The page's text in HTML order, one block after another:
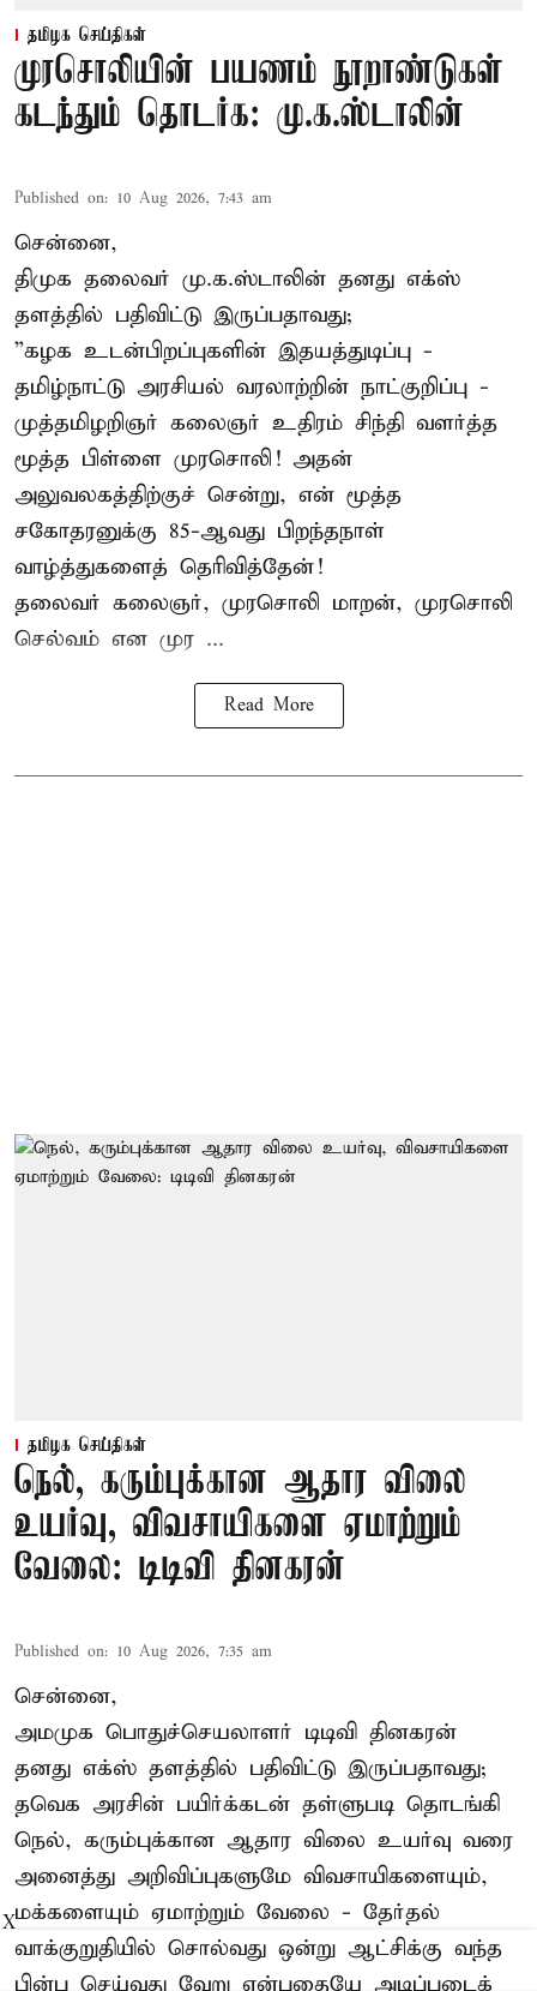
தமிழக செய்திகள்
முரசொலியின் பயணம் நூறாண்டுகள்
கடந்தும் தொடர்க: மு.க.ஸ்டாலின்
Published on: 10 Aug 2026, 7:43 am
சென்னை,
திமுக தலைவர் மு.க.ஸ்டாலின் தனது எக்ஸ்
தளத்தில் பதிவிட்டு இருப்பதாவது;
”கழக உடன்பிறப்புகளின் இதயத்துடிப்பு -
தமிழ்நாட்டு அரசியல் வரலாற்றின் நாட்குறிப்பு -
முத்தமிழறிஞர் கலைஞர் உதிரம் சிந்தி வளர்த்த
மூத்த பிள்ளை முரசொலி! அதன்
அலுவலகத்திற்குச் சென்று, என் மூத்த
சகோதரனுக்கு 85-ஆவது பிறந்தநாள்
வாழ்த்துகளைத் தெரிவித்தேன்!
தலைவர் கலைஞர், முரசொலி மாறன், முரசொலி
செல்வம் என முர ...
Read More
தமிழக செய்திகள்
நெல், கரும்புக்கான ஆதார விலை
உயர்வு, விவசாயிகளை ஏமாற்றும்
வேலை: டிடிவி தினகரன்
Published on: 10 Aug 2026, 7:35 am
சென்னை,
அமமுக பொதுச்செயலாளர் டிடிவி தினகரன்
தனது எக்ஸ் தளத்தில் பதிவிட்டு இருப்பதாவது;
தவெக அரசின் பயிர்க்கடன் தள்ளுபடி தொடங்கி
நெல், கரும்புக்கான ஆதார விலை உயர்வு வரை
அனைத்து அறிவிப்புகளுமே விவசாயிகளையும்,
மக்களையும் ஏமாற்றும் வேலை - தேர்தல்
வாக்குறுதியில் சொல்வது ஒன்று ஆட்சிக்கு வந்த
பின்பு செய்வது வேறு என்பதையே அடிப்படைக்
X